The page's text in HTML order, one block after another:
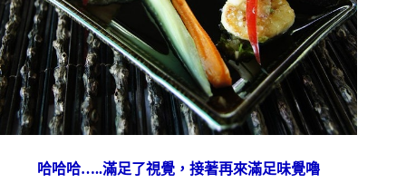
哈哈哈…..滿足了視覺，接著再來滿足味覺嚕